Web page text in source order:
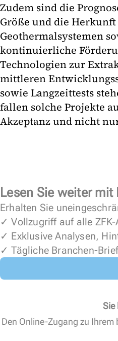
Zudem sind die
Größe und die
Geothermalsystemen
kontinuierliche
Technologien zur
mittleren
sowie Langzeittests
fallen solche Projekte
Akzeptanz und nicht
Lesen Sie weiter mit
Erhalten Sie
✓ Vollzugriff auf alle
✓ Exklusive Analysen,
✓ Tägliche Branchen-
Sie
Den Online-Zugang zu